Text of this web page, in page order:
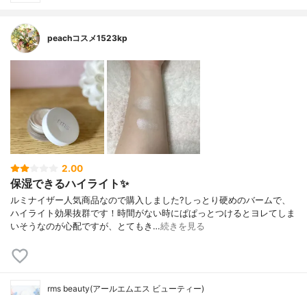
peachコスメ1523kp
2.00
保湿できるハイライト✨
ルミナイザー人気商品なので購入しました?しっとり硬めのバームで、
ハイライト効果抜群です！時間がない時にぱぱっとつけるとヨレてしま
いそうなのが心配ですが、とてもき…続きを見る
rms beauty(アールエムエス ビューティー)